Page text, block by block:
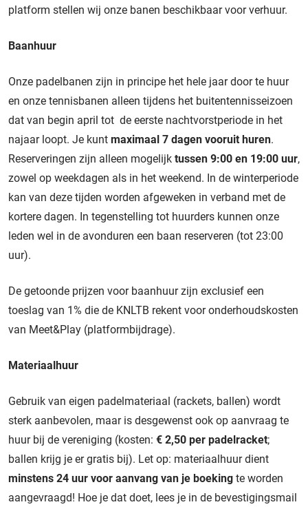
platform stellen wij onze banen beschikbaar voor verhuur.
Baanhuur
Onze padelbanen zijn in principe het hele jaar door te huur
en onze tennisbanen alleen tijdens het buitentennisseizoen
dat van begin april tot de eerste nachtvorstperiode in het
najaar loopt. Je kunt maximaal 7 dagen vooruit huren.
Reserveringen zijn alleen mogelijk tussen 9:00 en 19:00 uur,
zowel op weekdagen als in het weekend. In de winterperiode
kan van deze tijden worden afgeweken in verband met de
kortere dagen. In tegenstelling tot huurders kunnen onze
leden wel in de avonduren een baan reserveren (tot 23:00
uur).
De getoonde prijzen voor baanhuur zijn exclusief een
toeslag van 1% die de KNLTB rekent voor onderhoudskosten
van Meet&Play (platformbijdrage).
Materiaalhuur
Gebruik van eigen padelmateriaal (rackets, ballen) wordt
sterk aanbevolen, maar is desgewenst ook op aanvraag te
huur bij de vereniging (kosten: € 2,50 per padelracket;
ballen krijg je er gratis bij). Let op: materiaalhuur dient
minstens 24 uur voor aanvang van je boeking te worden
aangevraagd! Hoe je dat doet, lees je in de bevestigingsmail